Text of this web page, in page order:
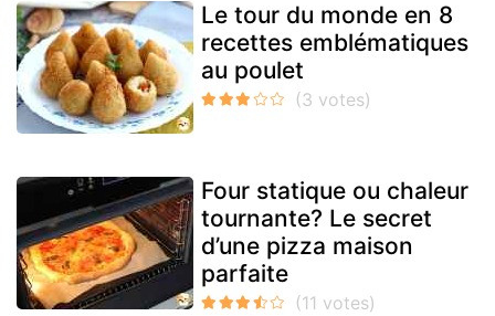
Le tour du monde en 8
recettes emblématiques
au poulet
Four statique ou chaleur
tournante? Le secret
d’une pizza maison
parfaite